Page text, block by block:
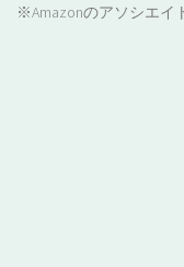
※Amazonのアソシエイ